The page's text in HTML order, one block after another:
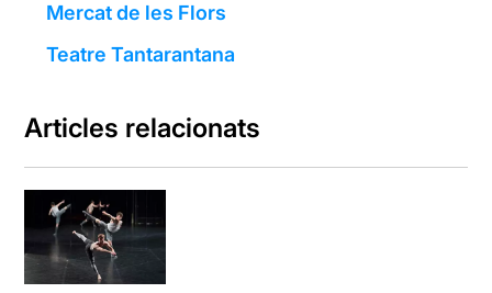
Mercat de les Flors
Teatre Tantarantana
Articles relacionats